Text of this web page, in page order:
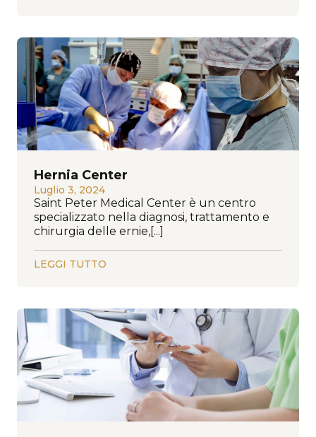
Hernia Center
Luglio 3, 2024
Saint Peter Medical Center è un centro
specializzato nella diagnosi, trattamento e
chirurgia delle ernie,[...]
LEGGI TUTTO